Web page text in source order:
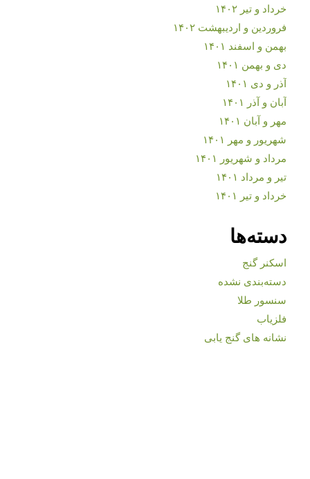
خرداد و تیر ۱۴۰۲
فروردین و اردیبهشت ۱۴۰۲
بهمن و اسفند ۱۴۰۱
دی و بهمن ۱۴۰۱
آذر و دی ۱۴۰۱
آبان و آذر ۱۴۰۱
مهر و آبان ۱۴۰۱
شهریور و مهر ۱۴۰۱
مرداد و شهریور ۱۴۰۱
تیر و مرداد ۱۴۰۱
خرداد و تیر ۱۴۰۱
دسته‌ها
اسکنر گنج
دسته‌بندی نشده
سنسور طلا
فلزیاب
نشانه های گنج یابی